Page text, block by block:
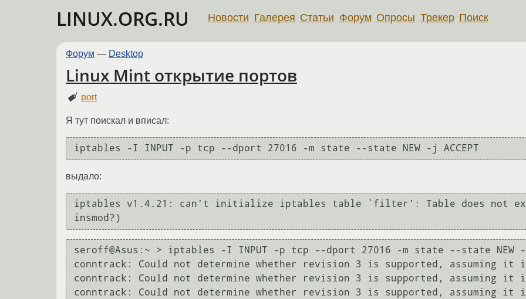
LINUX.ORG.RU Новости Галерея Статьи Форум Опросы Трекер Поиск
Форум — Desktop
Linux Mint открытие портов
port
Я тут поискал и вписал:
выдало:
iptables v1.4.21: can't initialize iptables table `filter': Table does not
seroff@Asus:~ > iptables -I INPUT -p tcp --dport 27016 -m state --state NEW -j
conntrack: Could not determine whether revision 3 is supported, assuming it
conntrack: Could not determine whether revision 3 is supported, assuming it
conntrack: Could not determine whether revision 3 is supported, assuming it